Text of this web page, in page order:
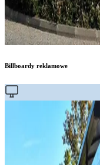
Billboardy reklamowe